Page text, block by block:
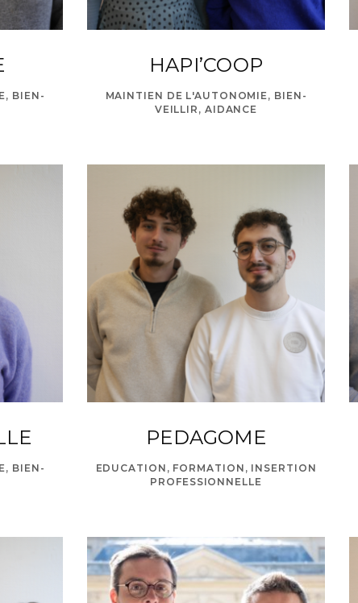
BIEN-
HAPI’COOP
MAINTIEN DE L'AUTONOMIE, BIEN-
VEILLIR, AIDANCE
BIEN-
PEDAGOME
EDUCATION, FORMATION, INSERTION
PROFESSIONNELLE